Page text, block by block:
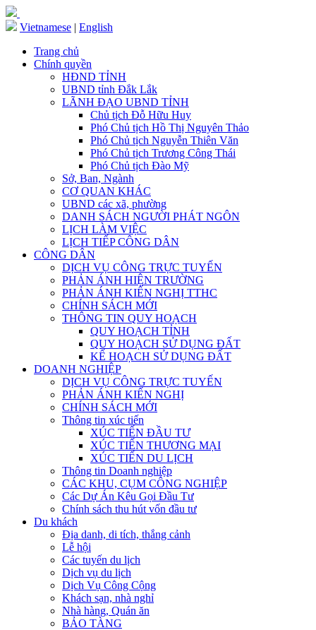
Vietnamese | English
Trang chủ
Chính quyền
HĐND TỈNH
UBND tỉnh Đắk Lắk
LÃNH ĐẠO UBND TỈNH
Chủ tịch Đỗ Hữu Huy
Phó Chủ tịch Hồ Thị Nguyên Thảo
Phó Chủ tịch Nguyễn Thiên Văn
Phó Chủ tịch Trương Công Thái
Phó Chủ tịch Đào Mỹ
Sở, Ban, Ngành
CƠ QUAN KHÁC
UBND các xã, phường
DANH SÁCH NGƯỜI PHÁT NGÔN
LỊCH LÀM VIỆC
LỊCH TIẾP CÔNG DÂN
CÔNG DÂN
DỊCH VỤ CÔNG TRỰC TUYẾN
PHẢN ÁNH HIỆN TRƯỜNG
PHẢN ÁNH KIẾN NGHỊ TTHC
CHÍNH SÁCH MỚI
THÔNG TIN QUY HOẠCH
QUY HOẠCH TỈNH
QUY HOẠCH SỬ DỤNG ĐẤT
KẾ HOẠCH SỬ DỤNG ĐẤT
DOANH NGHIỆP
DỊCH VỤ CÔNG TRỰC TUYẾN
PHẢN ÁNH KIẾN NGHỊ
CHÍNH SÁCH MỚI
Thông tin xúc tiến
XÚC TIẾN ĐẦU TƯ
XÚC TIẾN THƯƠNG MẠI
XÚC TIẾN DU LỊCH
Thông tin Doanh nghiệp
CÁC KHU, CỤM CÔNG NGHIỆP
Các Dự Án Kêu Gọi Đầu Tư
Chính sách thu hút vốn đầu tư
Du khách
Địa danh, di tích, thắng cảnh
Lễ hội
Các tuyến du lịch
Dịch vụ du lịch
Dịch Vụ Công Cộng
Khách sạn, nhà nghỉ
Nhà hàng, Quán ăn
BẢO TÀNG